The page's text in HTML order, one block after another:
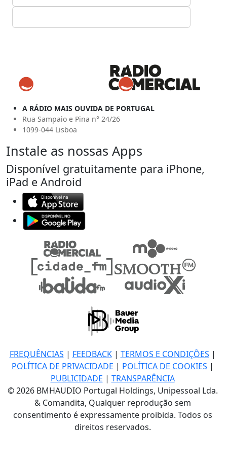
A RÁDIO MAIS OUVIDA DE PORTUGAL
Rua Sampaio e Pina n° 24/26
1099-044 Lisboa
Instale as nossas Apps
Disponível gratuitamente para iPhone,
iPad e Android
FREQUÊNCIAS | FEEDBACK| TERMOS E CONDIÇÕES |
POLÍTICA DE PRIVACIDADE | POLÍTICA DE COOKIES |
PUBLICIDADE | TRANSPARÊNCIA
© 2026 BMHAUDIO Portugal Holdings, Unipessoal Lda.
& Comandita, Qualquer reprodução sem
consentimento é expressamente proibida. Todos os
direitos reservados.